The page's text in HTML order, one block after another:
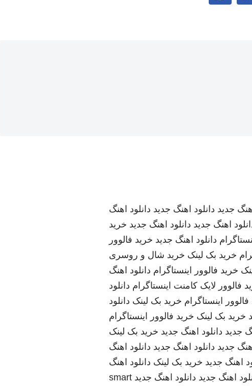
جدید دانلود اهنگ جدید دانلود اهنگ
اهنگ جدید دانلود اهنگ جدید خرید
دانلود اهنگ جدید خرید فالوور
خرید بک لینک خرید شال و روسری
خرید فالوور اینستاگرام دانلود اهنگ
فالوور لایک کامنت اینستاگرام دانلود
اینستاگرام خرید بک لینک دانلود
خرید بک لینک خرید فالوور اینستاگرام
جدید دانلود اهنگ جدید خرید بک لینک
جدید دانلود اهنگ جدید دانلود اهنگ
اهنگ جدید خرید بک لینک دانلود اهنگ
اهنگ جدید دانلود اهنگ جدید smart